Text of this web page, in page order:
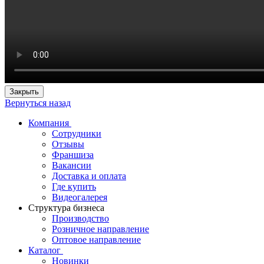
Закрыть
Вернуться назад
Компания
Сотрудники
Отзывы
Франшиза
Вакансии
Доставка и оплата
Где купить
Видеогалерея
Структура бизнеса
Производство
Розничное направление
Оптовое направление
Каталог
Новинки